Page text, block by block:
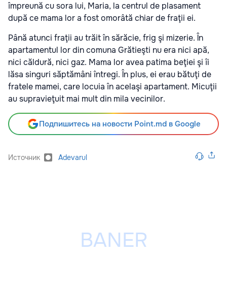
împreună cu sora lui, Maria, la centrul de plasament
după ce mama lor a fost omorâtă chiar de fraţii ei.
Până atunci fraţii au trăit în sărăcie, frig şi mizerie. În
apartamentul lor din comuna Grătieşti nu era nici apă,
nici căldură, nici gaz. Mama lor avea patima beţiei şi îi
lăsa singuri săptămâni întregi. În plus, ei erau bătuţi de
fratele mamei, care locuia în acelaşi apartament. Micuţii
au supravieţuit mai mult din mila vecinilor.
Подпишитесь на новости Point.md в Google
Источник Adevarul